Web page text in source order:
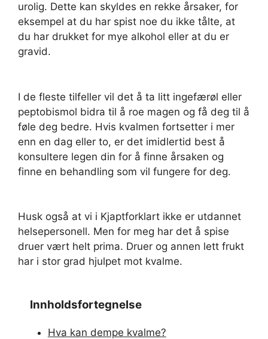
urolig. Dette kan skyldes en rekke årsaker, for
eksempel at du har spist noe du ikke tålte, at
du har drukket for mye alkohol eller at du er
gravid.
I de fleste tilfeller vil det å ta litt ingefærøl eller
peptobismol bidra til å roe magen og få deg til å
føle deg bedre. Hvis kvalmen fortsetter i mer
enn en dag eller to, er det imidlertid best å
konsultere legen din for å finne årsaken og
finne en behandling som vil fungere for deg.
Husk også at vi i Kjaptforklart ikke er utdannet
helsepersonell. Men for meg har det å spise
druer vært helt prima. Druer og annen lett frukt
har i stor grad hjulpet mot kvalme.
Innholdsfortegnelse
Hva kan dempe kvalme?